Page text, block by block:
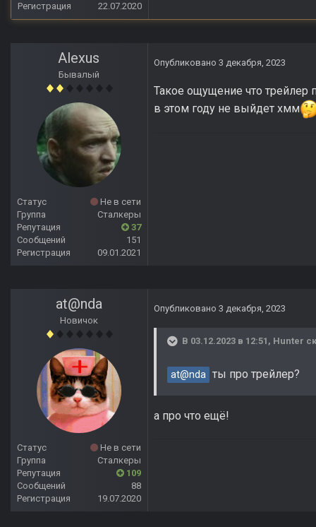
Регистрация
22.07.2020
Alexus
Бывалый
Статус
Не в сети
Группа
Сталкеры
Репутация
37
Сообщений
151
Регистрация
09.01.2021
Опубликовано 3 декабря, 2023
Такое ощущение что трейлер
в этом году не выйдет хмм
at@nda
Новичок
Статус
Не в сети
Группа
Сталкеры
Репутация
109
Сообщений
88
Регистрация
19.07.2020
Опубликовано 3 декабря, 2023
В 03.12.2023 в 12:51, Hunter
at@nda ты про трейлер?
а про что ещё!